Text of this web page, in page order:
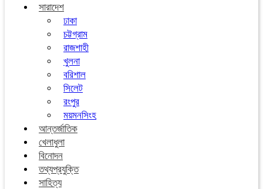
সারাদেশ
ঢাকা
চট্টগ্রাম
রাজশাহী
খুলনা
বরিশাল
সিলেট
রংপুর
ময়মনসিংহ
আন্তর্জাতিক
খেলাধুলা
বিনোদন
তথ্যপ্রযুক্তি
সাহিত্য